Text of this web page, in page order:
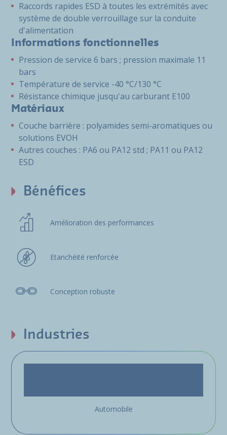
Raccords rapides ESD à toutes les extrémités avec
système de double verrouillage sur la conduite
d'alimentation
Informations fonctionnelles
Pression de service 6 bars ; pression maximale 11
bars
Température de service -40 °C/130 °C
Résistance chimique jusqu'au carburant E100
Matériaux
Couche barrière : polyamides semi-aromatiques ou
solutions EVOH
Autres couches : PA6 ou PA12 std ; PA11 ou PA12
ESD
Bénéfices
Amélioration des performances
Etanchéité renforcée
Conception robuste
Industries
Automobile